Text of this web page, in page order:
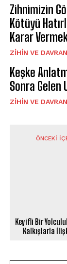
Zihnimizin
Kötüyü
Karar
⁠ZIHIN VE
Keşke
Sonra Gelen
⁠ZIHIN VE
ÖNCEKI
Keyifli Bir
Kalkışlarla